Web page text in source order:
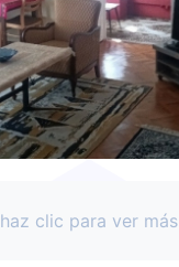
haz clic para ver más